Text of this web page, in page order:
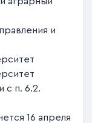
и
с п. 6.2.
16 апреля